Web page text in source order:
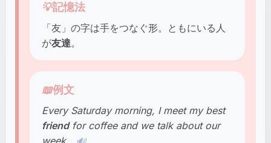
💡記憶法
「友」の字は手をつなぐ形。ともにいる人
が友達。
📖例文
Every Saturday morning, I meet my best
friendfor coffee and we talk about our
week.